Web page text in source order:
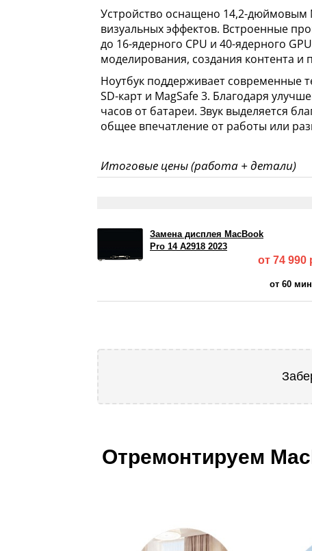
Устройство оснащено 14,2-дюймовым
визуальных эффектов. Встроенные
до 16-ядерного CPU и 40-ядерного
моделирования, создания контента и
Ноутбук поддерживает современные
SD-карт и MagSafe 3. Благодаря
часов от батареи. Звук выделяется
общее впечатление от работы или
Итоговые цены (работа + детали)
Замена дисплея MacBook
Pro 14 A2918 2023
от 74 990
от 60
Отремонтируем